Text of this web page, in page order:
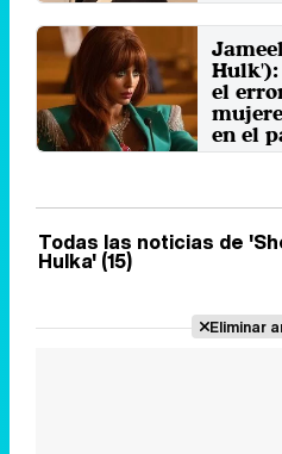
Segarra
Pugh,
Jueves
el
en el
La
Todas las noticias de
Hulka' (15)
Eliminar